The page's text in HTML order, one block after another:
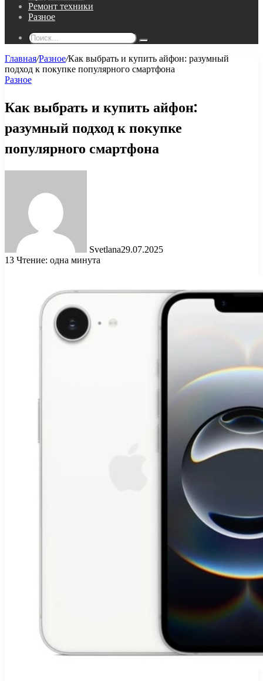
Ремонт техники
Разное
Поиск...
Главная/Разное/Как выбрать и купить айфон: разумный
подход к покупке популярного смартфона
Разное
Как выбрать и купить айфон:
разумный подход к покупке
популярного смартфона
Svetlana29.07.2025
13 Чтение: одна минута